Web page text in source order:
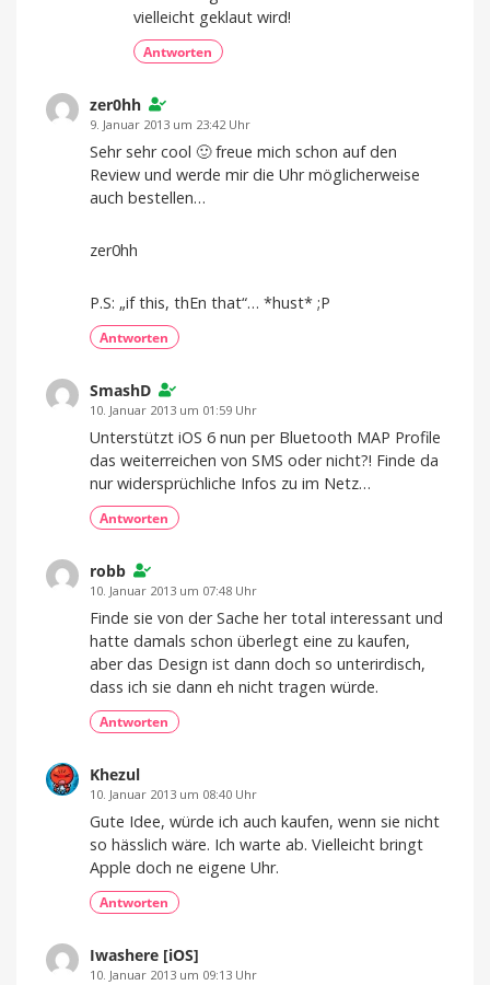
vielleicht geklaut wird!
Antworten
zer0hh
9. Januar 2013 um 23:42 Uhr
Sehr sehr cool 🙂 freue mich schon auf den
Review und werde mir die Uhr möglicherweise
auch bestellen…
zer0hh
P.S: „if this, thEn that“… *hust* ;P
Antworten
SmashD
10. Januar 2013 um 01:59 Uhr
Unterstützt iOS 6 nun per Bluetooth MAP Profile
das weiterreichen von SMS oder nicht?! Finde da
nur widersprüchliche Infos zu im Netz…
Antworten
robb
10. Januar 2013 um 07:48 Uhr
Finde sie von der Sache her total interessant und
hatte damals schon überlegt eine zu kaufen,
aber das Design ist dann doch so unterirdisch,
dass ich sie dann eh nicht tragen würde.
Antworten
Khezul
10. Januar 2013 um 08:40 Uhr
Gute Idee, würde ich auch kaufen, wenn sie nicht
so hässlich wäre. Ich warte ab. Vielleicht bringt
Apple doch ne eigene Uhr.
Antworten
Iwashere [iOS]
10. Januar 2013 um 09:13 Uhr